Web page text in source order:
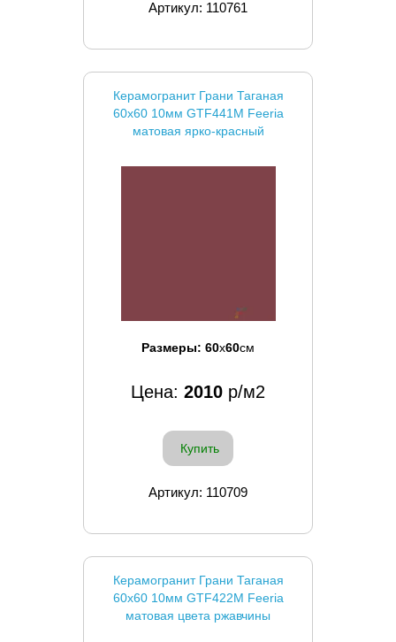
Артикул: 110761
Керамогранит Грани Таганая
60x60 10мм GTF441М Feeria
матовая ярко-красный
Размеры: 60x60см
Цена: 2010 р/м2
Купить
Артикул: 110709
Керамогранит Грани Таганая
60x60 10мм GTF422М Feeria
матовая цвета ржавчины